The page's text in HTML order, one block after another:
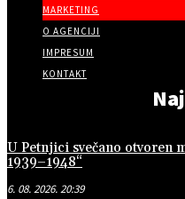
MARKETING
O AGENCIJI
IMPRESUM
KONTAKT
U Petnjici svečano otvoren
1939–1948“
6. 08. 2026. 20:39